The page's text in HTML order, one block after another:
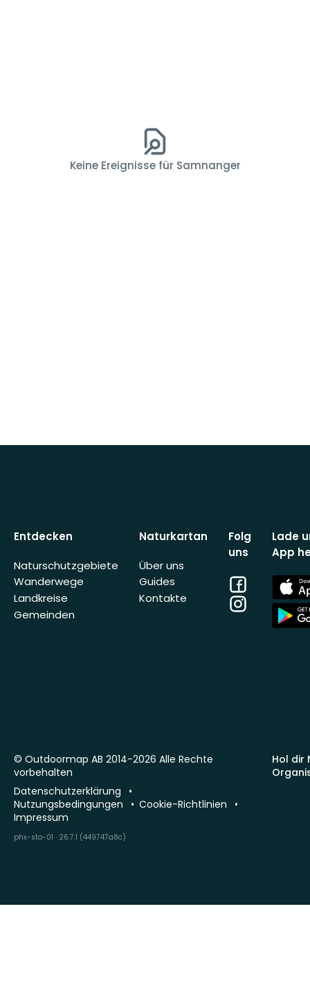
Keine Ereignisse für Samnanger
Entdecken
Naturschutzgebiete
Wanderwege
Landkreise
Gemeinden
Naturkartan
Über uns
Guides
Kontakte
Folg
uns
Facebook
Instagram
Lade
App
App
Store
App
Store
Hol dir
© Outdoormap AB 2014-2026 Alle Rechte
vorbehalten
Datenschutzerklärung
Nutzungsbedingungen
Cookie-Richtlinien
Impressum
phx-sto-01 · 26.7.1 (449747a8c)